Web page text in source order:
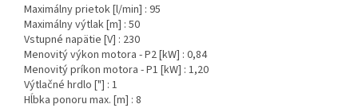
Maximálny prietok [l/min] : 95
Maximálny výtlak [m] : 50
Vstupné napätie [V] : 230
Menovitý výkon motora - P2 [kW] : 0,84
Menovitý príkon motora - P1 [kW] : 1,20
Výtlačné hrdlo ["] : 1
Hĺbka ponoru max. [m] : 8